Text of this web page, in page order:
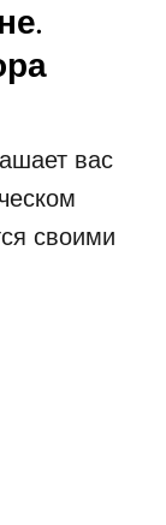
вас
своими